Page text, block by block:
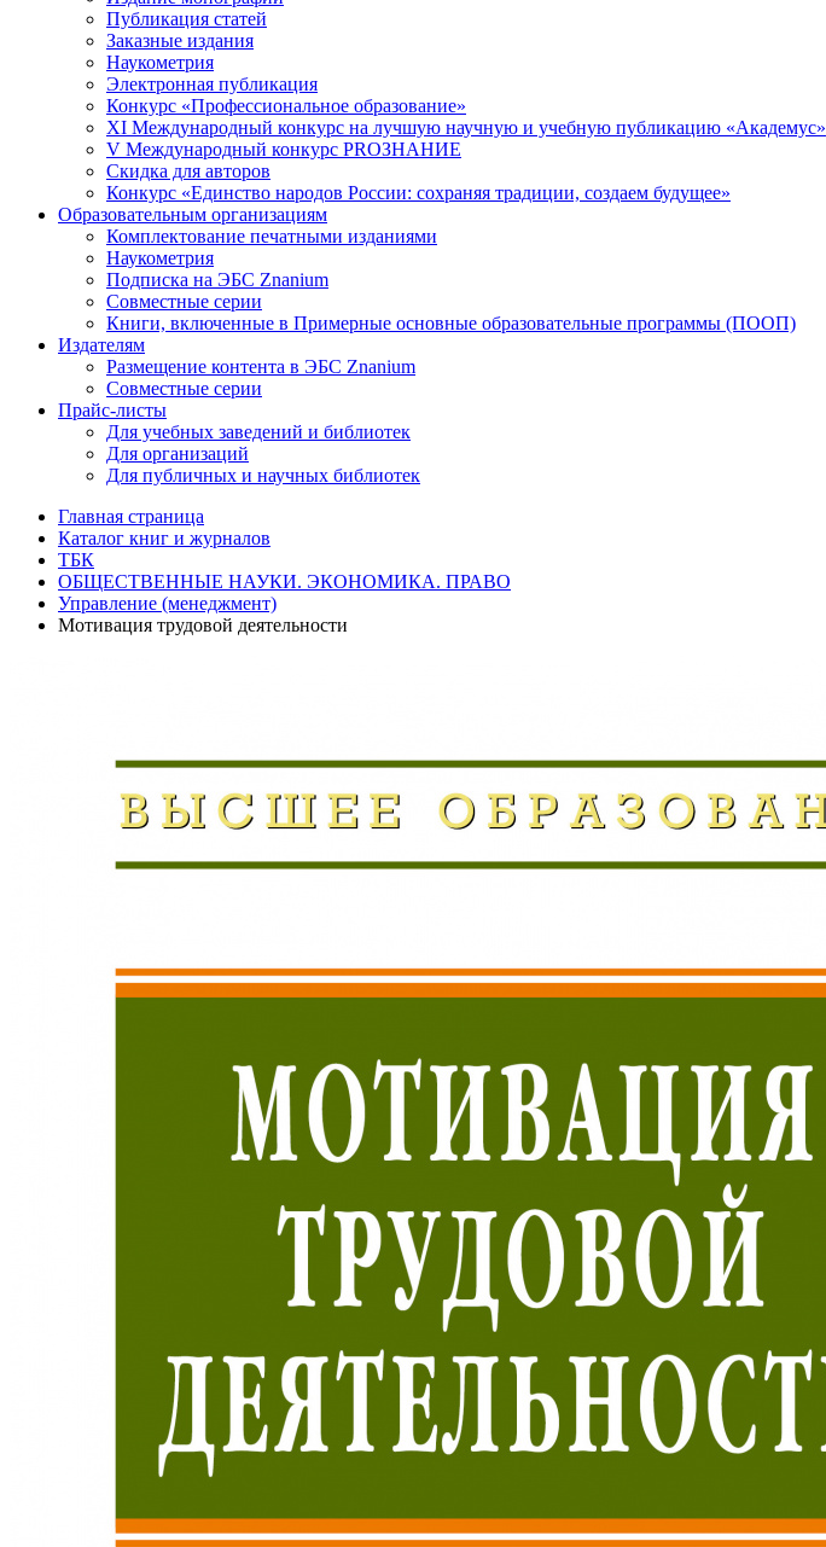
Публикация статей
Заказные издания
Наукометрия
Электронная публикация
Конкурс «Профессиональное образование»
XI Международный конкурс на лучшую научную и учебную публикацию «Академус»
V Международный конкурс PROЗНАНИЕ
Скидка для авторов
Конкурс «Единство народов России: сохраняя традиции, создаем будущее»
Образовательным организациям
Комплектование печатными изданиями
Наукометрия
Подписка на ЭБС Znanium
Совместные серии
Книги, включенные в Примерные основные образовательные программы (ПООП)
Издателям
Размещение контента в ЭБС Znanium
Совместные серии
Прайс-листы
Для учебных заведений и библиотек
Для организаций
Для публичных и научных библиотек
Главная страница
Каталог книг и журналов
ТБК
ОБЩЕСТВЕННЫЕ НАУКИ. ЭКОНОМИКА. ПРАВО
Управление (менеджмент)
Мотивация трудовой деятельности